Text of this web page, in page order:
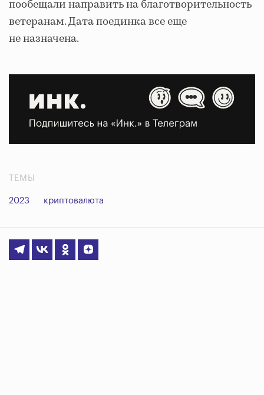
пообещали направить на благотворительность
ветеранам. Дата поединка все еще
не назначена.
ТЕМЫ
2023 криптовалюта